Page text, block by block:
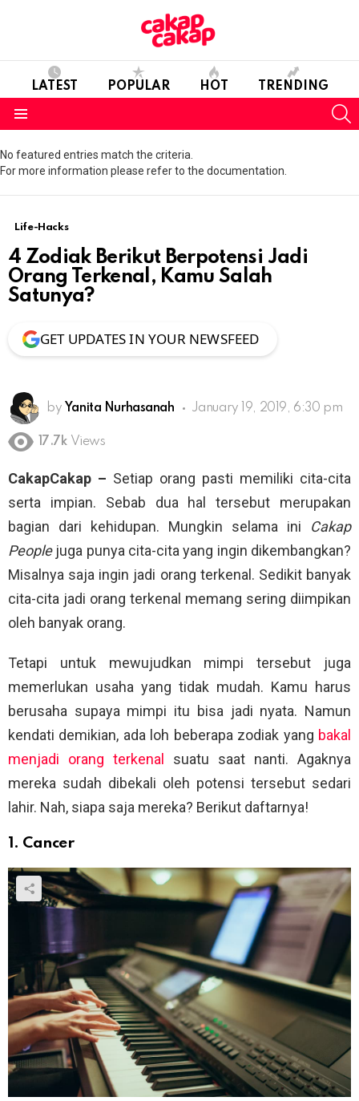
LATEST POPULAR HOT TRENDING
No featured entries match the criteria.
For more information please refer to the documentation.
Life-Hacks
4 Zodiak Berikut Berpotensi Jadi
Orang Terkenal, Kamu Salah
Satunya?
GET UPDATES IN YOUR NEWSFEED
by Yanita Nurhasanah January 19, 2019, 6:30 pm
17.7k Views
CakapCakap – Setiap orang pasti memiliki cita-cita
serta impian. Sebab dua hal tersebut merupakan
bagian dari kehidupan. Mungkin selama ini Cakap
People juga punya cita-cita yang ingin dikembangkan?
Misalnya saja ingin jadi orang terkenal. Sedikit banyak
cita-cita jadi orang terkenal memang sering diimpikan
oleh banyak orang.
Tetapi untuk mewujudkan mimpi tersebut juga
memerlukan usaha yang tidak mudah. Kamu harus
berusaha supaya mimpi itu bisa jadi nyata. Namun
kendati demikian, ada loh beberapa zodiak yang bakal
menjadi orang terkenal
suatu saat nanti. Agaknya
mereka sudah dibekali oleh potensi tersebut sedari
lahir. Nah, siapa saja mereka? Berikut daftarnya!
1. Cancer